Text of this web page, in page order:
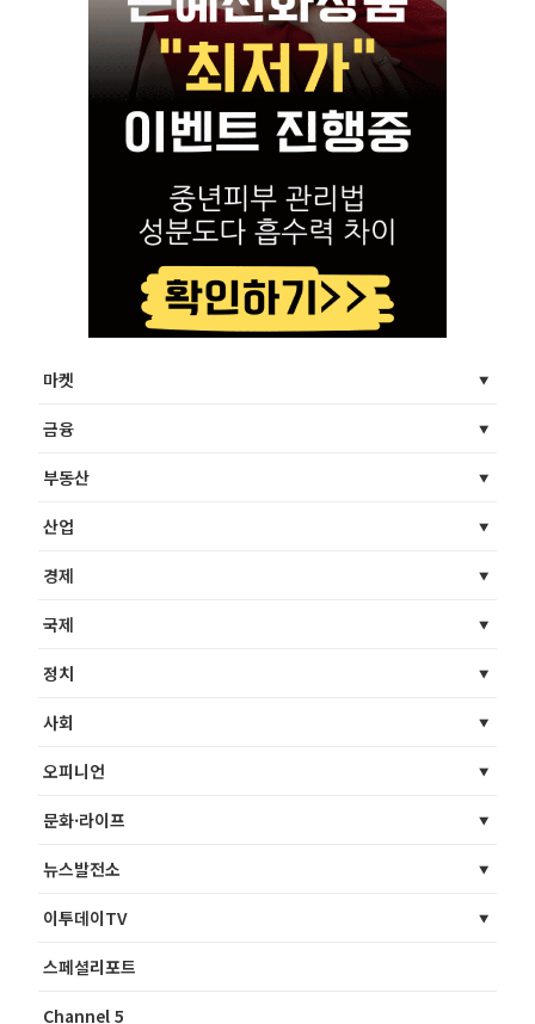
마켓
금융
부동산
산업
경제
국제
정치
사회
오피니언
문화·라이프
뉴스발전소
이투데이TV
스페셜리포트
Channel 5